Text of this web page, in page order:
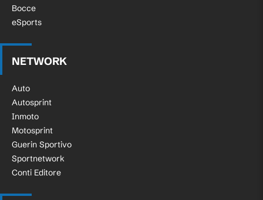
Bocce
eSports
NETWORK
Auto
Autosprint
Inmoto
Motosprint
Guerin Sportivo
Sportnetwork
Conti Editore